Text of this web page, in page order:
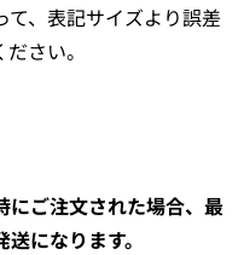
、表記サイズより誤差
さい。
にご注文された場合、最
になります。